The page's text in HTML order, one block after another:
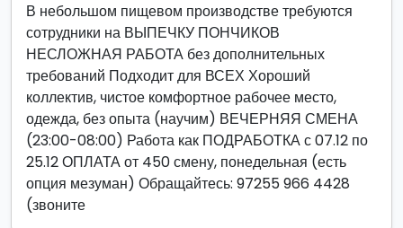
В небольшом пищевом производстве требуются
сотрудники на ВЫПЕЧКУ ПОНЧИКОВ
НЕСЛОЖНАЯ РАБОТА без дополнительных
требований Подходит для ВСЕХ Хороший
коллектив, чистое комфортное рабочее место,
одежда, без опыта (научим) ВЕЧЕРНЯЯ СМЕНА
(23:00-08:00) Работа как ПОДРАБОТКА с 07.12 по
25.12 ОПЛАТА от 450 смену, понедельная (есть
опция мезуман) Обращайтесь: 97255 966 4428
(звоните